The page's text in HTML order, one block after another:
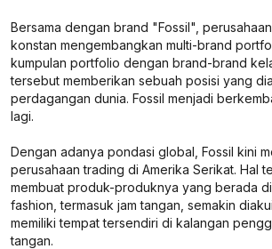
Bersama dengan brand "Fossil",
konstan mengembangkan multi-brand
kumpulan portfolio dengan brand-brand
tersebut memberikan sebuah posisi yang
perdagangan dunia. Fossil menjadi
lagi.
Dengan adanya pondasi global, Fossil kini
perusahaan trading di Amerika Serikat. Hal
membuat produk-produknya yang berada
fashion, termasuk jam tangan, semakin
memiliki tempat tersendiri di kalangan
tangan.